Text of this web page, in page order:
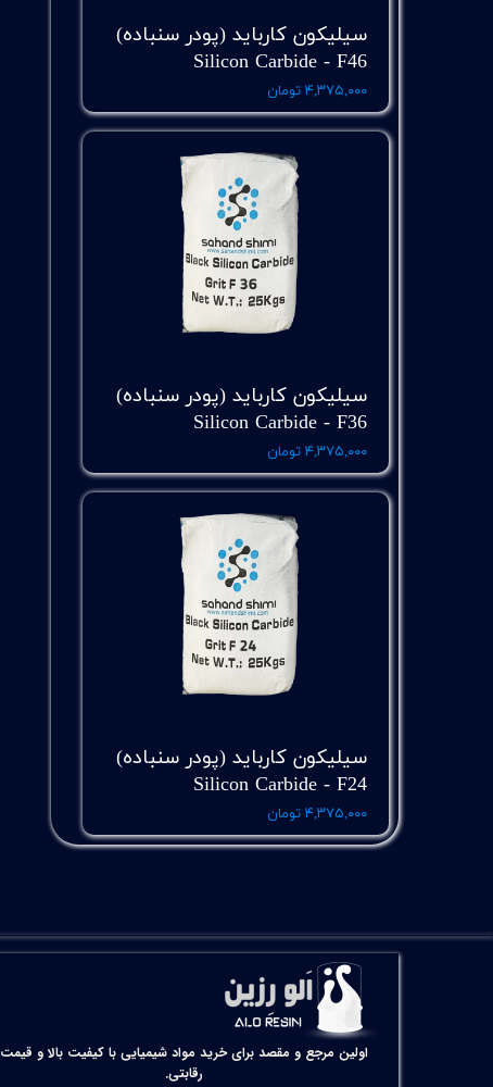
سیلیکون کارباید (پودر سنباده)
Silicon Carbide - F46
۴,۳۷۵,۰۰۰ تومان
سیلیکون کارباید (پودر سنباده)
Silicon Carbide - F36
۴,۳۷۵,۰۰۰ تومان
سیلیکون کارباید (پودر سنباده)
Silicon Carbide - F24
۴,۳۷۵,۰۰۰ تومان
اولین مرجع و مقصد برای خرید مواد شیمیایی با کیفیت بالا و قیمت
رقابتی.